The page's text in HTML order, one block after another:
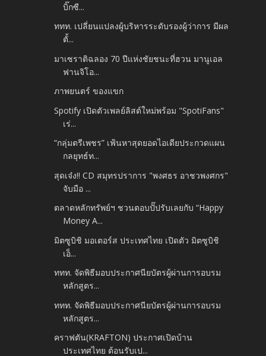
บิ๊กซี...
ททท. เปลี่ยนแปลงผู้บริหารระดับรองผู้ว่าการ มีผล
ตั้...
มาเซราติฉลอง 70 ปีแห่งชัยชนะที่ฮวน มานูเอล
ฟานจิโอ...
ภาพยนตร์ ของแขก
Spotify เปิดตัวเพลย์ลิสต์ใหม่พร้อม "SpotiFans"
เร่...
“กลุ่มตรีเพชร” เฟ้นหาสุดยอดไอเดียประกวดแผน
กลยุทธ์ท...
สุดเจ๋ง!! CD สมุทรปราการ "พงศธร อาชวพงศกร"
จับมือ ...
ตลาดหลักทรัพย์ฯ ชวนตอบปั๊ปรับเลยกับ “Happy
Money A...
มิตซูบิชิ มอเตอร์ส ประเทศไทย เปิดตัว มิตซูบิชิ
เอ็...
ททท. จัดพิธีมอบประกาศนียบัตรผู้ผ่านการอบรม
หลักสูตร...
ททท. จัดพิธีมอบประกาศนียบัตรผู้ผ่านการอบรม
หลักสูตร...
คราฟตัน(KRAFTON) ประกาศเปิดบ้าน
ประเทศไทย ต้อนรับเป...